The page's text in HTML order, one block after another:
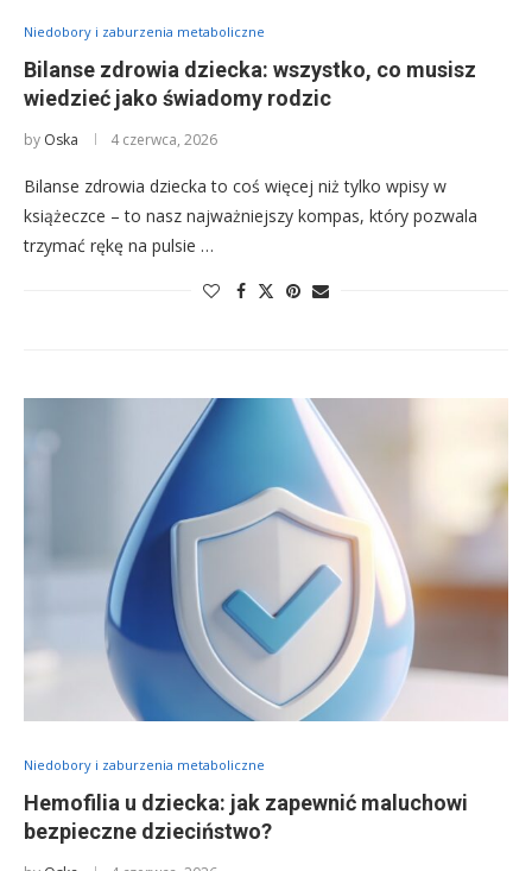
Niedobory i zaburzenia metaboliczne
Bilanse zdrowia dziecka: wszystko, co musisz
wiedzieć jako świadomy rodzic
by Oska 4 czerwca, 2026
Bilanse zdrowia dziecka to coś więcej niż tylko wpisy w
książeczce – to nasz najważniejszy kompas, który pozwala
trzymać rękę na pulsie …
Niedobory i zaburzenia metaboliczne
Hemofilia u dziecka: jak zapewnić maluchowi
bezpieczne dzieciństwo?